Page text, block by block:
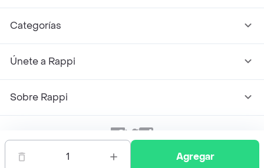
1 Agregar
Categorías
Únete a Rappi
Sobre Rappi
Facebook
TwitterInstagram
2026 Rappi Inc. All rights reserved.